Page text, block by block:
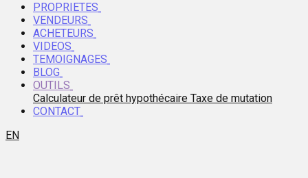
PROPRIETES
VENDEURS
ACHETEURS
VIDEOS
TEMOIGNAGES
BLOG
OUTILS
Calculateur de prêt hypothécaire Taxe de mutation
CONTACT
EN